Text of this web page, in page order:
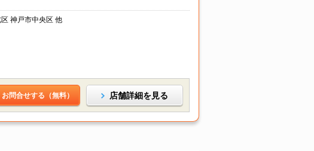
神戸市中央区 他
お問合せする（無料） 店舗詳細を見る